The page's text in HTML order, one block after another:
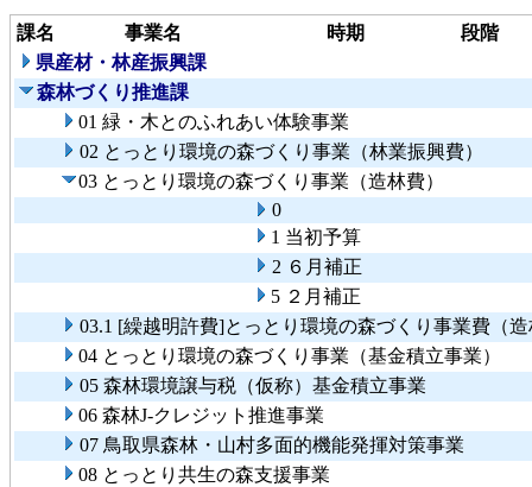
課名 事業名 時期
段階
県産材・林産振興課
森林づくり推進課
01 緑・木とのふれあい体験事業
02 とっとり環境の森づくり事業（林業振興費）
03 とっとり環境の森づくり事業（造林費）
0
1 当初予算
2 ６月補正
5 ２月補正
03.1 [繰越明許費]とっとり環境の森づくり事業費（
04 とっとり環境の森づくり事業（基金積立事業）
05 森林環境譲与税（仮称）基金積立事業
06 森林J-クレジット推進事業
07 鳥取県森林・山村多面的機能発揮対策事業
08 とっとり共生の森支援事業